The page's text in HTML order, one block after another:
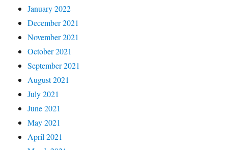
January 2022
December 2021
November 2021
October 2021
September 2021
August 2021
July 2021
June 2021
May 2021
April 2021